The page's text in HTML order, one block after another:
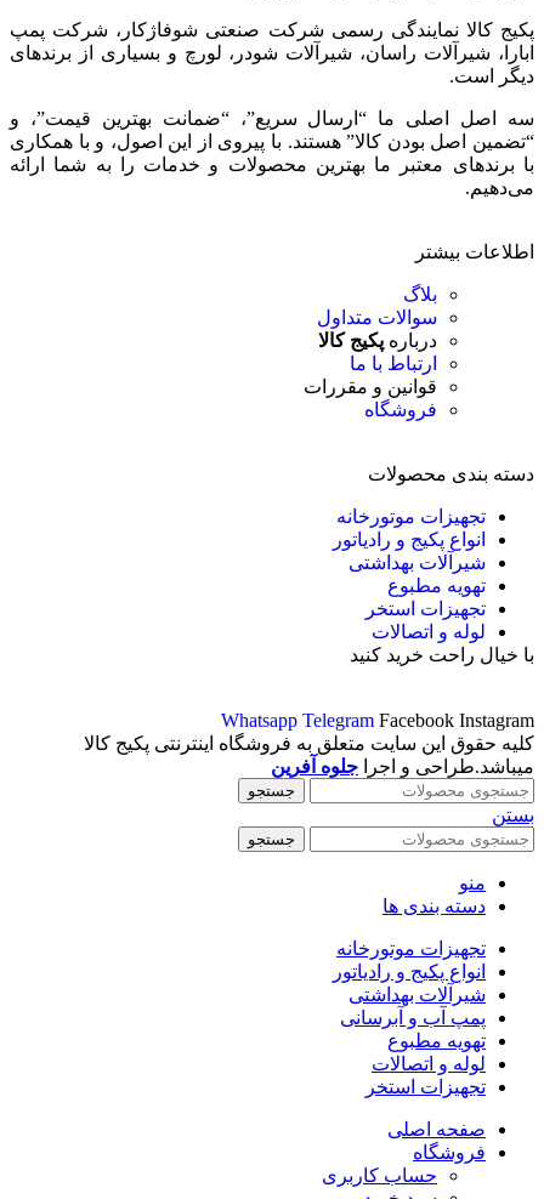
پکیج کالا نمایندگی رسمی شرکت صنعتی شوفاژکار، شرکت پمپ
ابارا، شیرآلات راسان، شیرآلات شودر، لورچ و بسیاری از برندهای
دیگر است.
سه اصل اصلی ما “ارسال سریع”، “ضمانت بهترین قیمت”، و
“تضمین اصل بودن کالا” هستند. با پیروی از این اصول، و با همکاری
با برندهای معتبر ما بهترین محصولات و خدمات را به شما ارائه
می‌دهیم.
اطلاعات بیشتر
بلاگ
سوالات متداول
درباره پکیج کالا
ارتباط با ما
قوانین و مقررات
فروشگاه
دسته بندی محصولات
تجهیزات موتورخانه
انواع پکیج و رادیاتور
شیرآلات بهداشتی
تهویه مطبوع
تجهیزات استخر
لوله و اتصالات
با خیال راحت خرید کنید
Whatsapp Telegram Facebook Instagram
کلیه حقوق این سایت متعلق به فروشگاه اینترنتی پکیج کالا
میباشد.طراحی و اجرا جلوه آفرین
جستجو
بستن
جستجو
منو
دسته بندی ها
تجهیزات موتورخانه
انواع پکیج و رادیاتور
شیرآلات بهداشتی
پمپ آب و آبرسانی
تهویه مطبوع
لوله و اتصالات
تجهیزات استخر
صفحه اصلی
فروشگاه
حساب کاربری